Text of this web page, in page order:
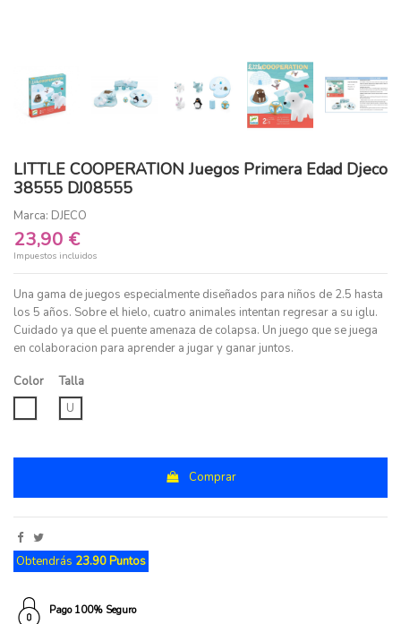
LITTLE COOPERATION Juegos Primera Edad Djeco
38555 DJ08555
Marca: DJECO
23,90 €
Impuestos incluidos
Una gama de juegos especialmente diseñados para niños de 2.5 hasta
los 5 años. Sobre el hielo, cuatro animales intentan regresar a su iglu.
Cuidado ya que el puente amenaza de colapsa. Un juego que se juega
en colaboracion para aprender a jugar y ganar juntos.
Color
Talla
U
Comprar
Obtendrás 23.90 Puntos
Pago 100% Seguro